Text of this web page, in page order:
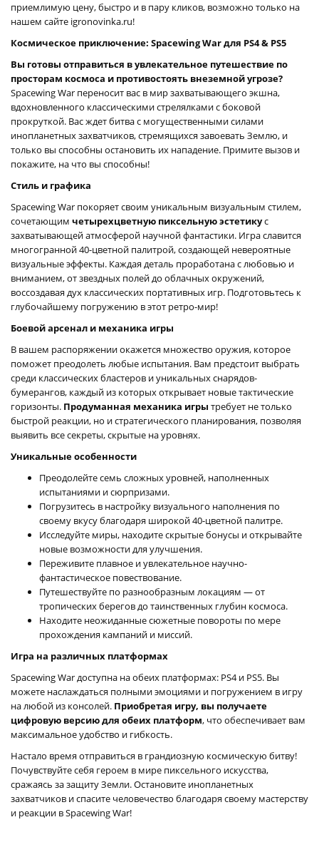
приемлимую цену, быстро и в пару кликов, возможно только на
нашем сайте igronovinka.ru!
Космическое приключение: Spacewing War для PS4 & PS5
Вы готовы отправиться в увлекательное путешествие по
просторам космоса и противостоять внеземной угрозе?
Spacewing War переносит вас в мир захватывающего экшна,
вдохновленного классическими стрелялками с боковой
прокруткой. Вас ждет битва с могущественными силами
инопланетных захватчиков, стремящихся завоевать Землю, и
только вы способны остановить их нападение. Примите вызов и
покажите, на что вы способны!
Стиль и графика
Spacewing War покоряет своим уникальным визуальным стилем,
сочетающим четырехцветную пиксельную эстетикус
захватывающей атмосферой научной фантастики. Игра славится
многогранной 40-цветной палитрой, создающей невероятные
визуальные эффекты. Каждая деталь проработана с любовью и
вниманием, от звездных полей до облачных окружений,
воссоздавая дух классических портативных игр. Подготовьтесь к
глубочайшему погружению в этот ретро-мир!
Боевой арсенал и механика игры
В вашем распоряжении окажется множество оружия, которое
поможет преодолеть любые испытания. Вам предстоит выбрать
среди классических бластеров и уникальных снарядов-
бумерангов, каждый из которых открывает новые тактические
горизонты. Продуманная механика игры требует не только
быстрой реакции, но и стратегического планирования, позволяя
выявить все секреты, скрытые на уровнях.
Уникальные особенности
Преодолейте семь сложных уровней, наполненных
испытаниями и сюрпризами.
Погрузитесь в настройку визуального наполнения по
своему вкусу благодаря широкой 40-цветной палитре.
Исследуйте миры, находите скрытые бонусы и открывайте
новые возможности для улучшения.
Переживите плавное и увлекательное научно-
фантастическое повествование.
Путешествуйте по разнообразным локациям — от
тропических берегов до таинственных глубин космоса.
Находите неожиданные сюжетные повороты по мере
прохождения кампаний и миссий.
Игра на различных платформах
Spacewing War доступна на обеих платформах: PS4 и PS5. Вы
можете наслаждаться полными эмоциями и погружением в игру
на любой из консолей. Приобретая игру, вы получаете
цифровую версию для обеих платформ, что обеспечивает вам
максимальное удобство и гибкость.
Настало время отправиться в грандиозную космическую битву!
Почувствуйте себя героем в мире пиксельного искусства,
сражаясь за защиту Земли. Остановите инопланетных
захватчиков и спасите человечество благодаря своему мастерству
и реакции в Spacewing War!